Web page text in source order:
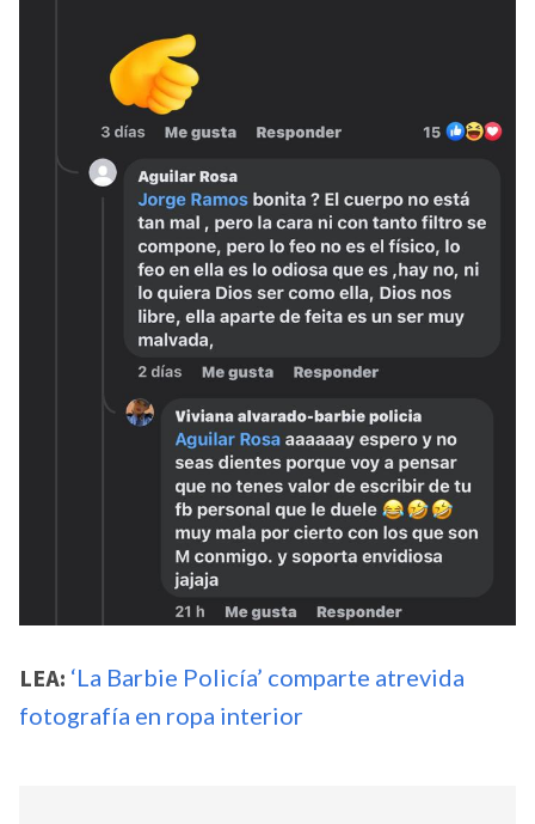
LEA: ‘La Barbie Policía’ comparte atrevida
fotografía en ropa interior